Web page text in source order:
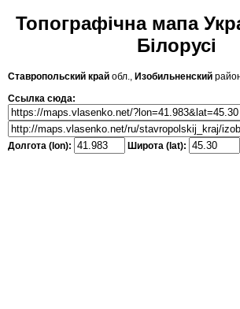
Топографічна мапа
Білорусі
Ставропольский край обл., Изобильненский
Ссылка сюда:
Долгота (lon): Широта (lat):